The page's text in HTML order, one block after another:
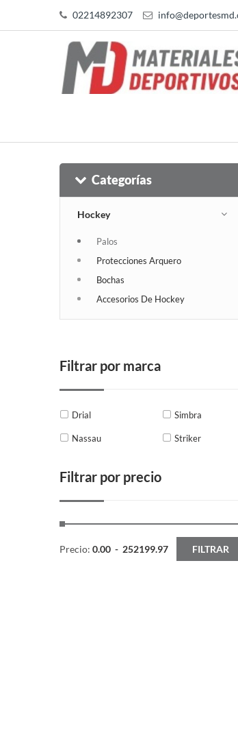
02214892307
Categorías
Hockey
Palos
Protecciones Arquero
Bochas
Accesorios De Hockey
Filtrar por marca
Drial
Nassau
Simbra
Striker
Filtrar por precio
Precio: 0.00 - 252199.97 FILTRAR